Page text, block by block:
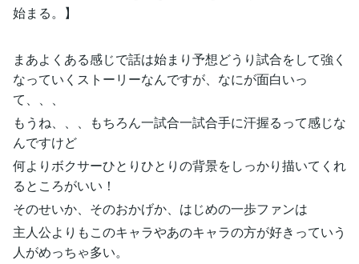
始まる。】
まあよくある感じで話は始まり予想どうり試合をして強く
なっていくストーリーなんですが、なにが面白いっ
て、、、
もうね、、、もちろん一試合一試合手に汗握るって感じな
んですけど
何よりボクサーひとりひとりの背景をしっかり描いてくれ
るところがいい！
そのせいか、そのおかげか、はじめの一歩ファンは
主人公よりもこのキャラやあのキャラの方が好きっていう
人がめっちゃ多い。